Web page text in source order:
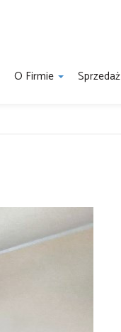
O Firmie Sprzedaż